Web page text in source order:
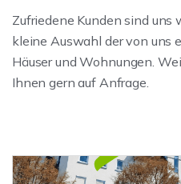
Zufriedene Kunden sind uns
kleine Auswahl der von uns
Häuser und Wohnungen.
Ihnen gern auf Anfrage.